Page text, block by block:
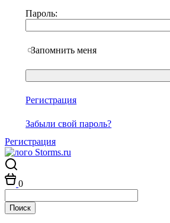
Пароль:
Запомнить меня
Регистрация
Забыли свой пароль?
Регистрация
0